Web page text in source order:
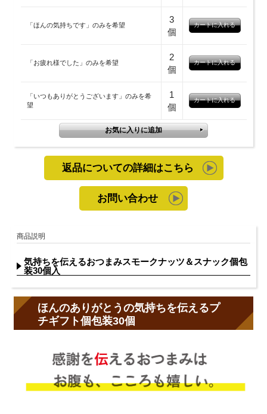
「ほんの気持ちです」のみを希望
3
個
「お疲れ様でした」のみを希望
2
個
「いつもありがとうございます」のみを希
望
1
個
返品についての詳細はこちら
お問い合わせ
商品説明
気持ちを伝えるおつまみスモークナッツ＆スナック個包
装30個入
ほんのありがとうの気持ちを伝えるプ
チギフト個包装30個